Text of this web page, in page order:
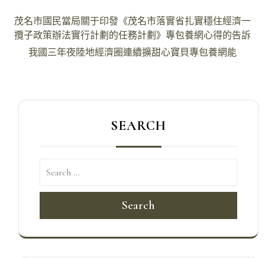
文
章
茂名市國民當局關于印發《茂名市落實省扎實穩住經濟一
攬子政策辦法實行計劃的任務計劃》專包養網心得的告訴
我國三年夜陸地經濟圈連續擴甜心寶貝專包養網能
SEARCH
Search